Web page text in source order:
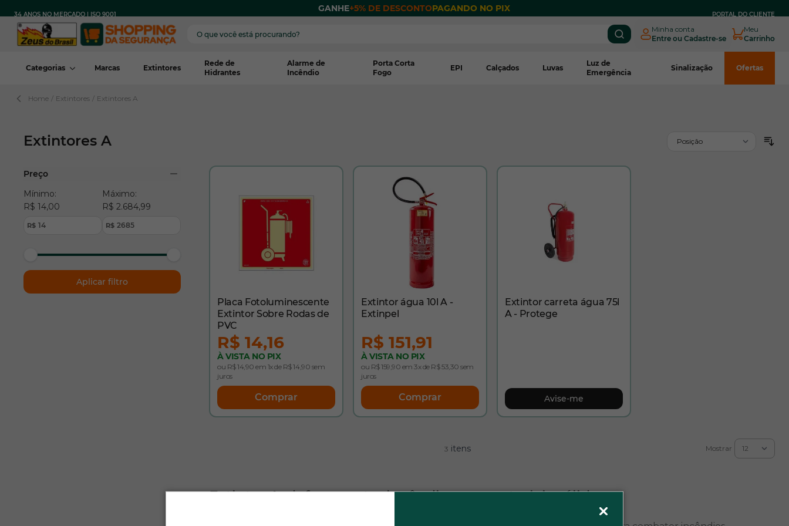
34 ANOS NO MERCADO | ISO 9001
GRÁTIS
BRASIL
REGIÃO*
GANHE+5% DE DESCONTOPAGANDO NO PIX
PORTAL DO CLIENTE
Minha conta
Entre ou Cadastre-se
Meu
Carrinho
Categorias Marcas Extintores
Rede de
Hidrantes
Alarme de
Incêndio
Porta Corta
Fogo
EPI Calçados Luvas
Luz de
Emergência
Sinalização Ofertas
Home / Extintores / Extintores A
Preço
Mínimo:
R$ 14,00
Máximo:
R$ 2.684,99
R$ R$
Aplicar filtro
Extintores A
Placa Fotoluminescente
Extintor Sobre Rodas de
PVC
R$ 14,16
À VISTA NO PIX
ou R$ 14,90 em 1x de R$ 14,90 sem
juros
Comprar
Extintor água 10l A -
Extinpel
R$ 151,91
À VISTA NO PIX
ou R$ 159,90 em 3x de R$ 53,30 sem
juros
Comprar
Extintor carreta água 75l
A - Protege
Avise-me
3 itens Mostrar
Extintor A: defesa contra incêndios em materiais sólidos